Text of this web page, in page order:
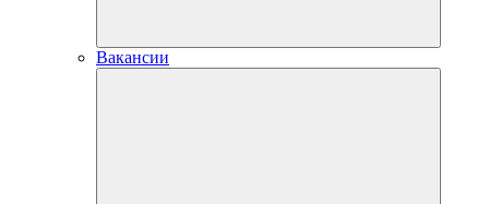
Вакансии